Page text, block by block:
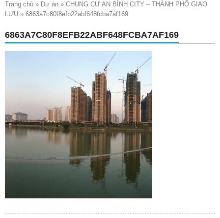
Trang chủ » Dự án » CHUNG CƯ AN BÌNH CITY – THÀNH PHỐ GIAO
LƯU » 6863a7c80f8efb22abf648fcba7af169
6863A7C80F8EFB22ABF648FCBA7AF169